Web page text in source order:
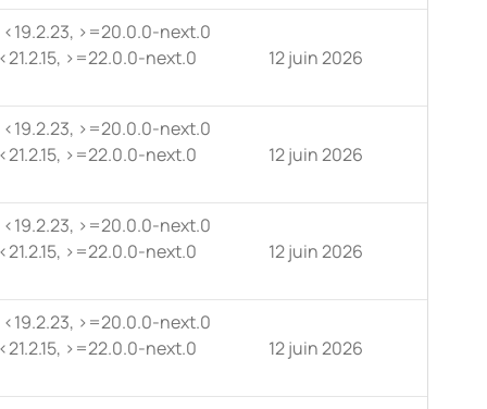
>=20.0.0-next.0
>=22.0.0-next.0
12 juin 2026
>=20.0.0-next.0
>=22.0.0-next.0
12 juin 2026
>=20.0.0-next.0
>=22.0.0-next.0
12 juin 2026
>=20.0.0-next.0
>=22.0.0-next.0
12 juin 2026